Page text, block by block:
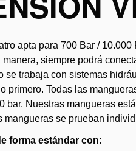
apta para 700 Bar /
manera, siempre podrá
se trabaja con sistemas
primero. Todas las
bar. Nuestras mangueras
mangueras se prueban
forma estándar con: